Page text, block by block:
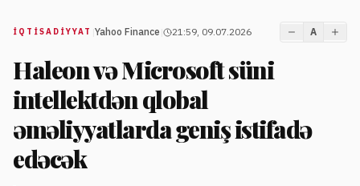
İQTISADIYYAT Yahoo Finance 21:59, 09.07.2026 A
Haleon və Microsoft süni
intellektdən qlobal
əməliyyatlarda geniş istifadə
edəcək